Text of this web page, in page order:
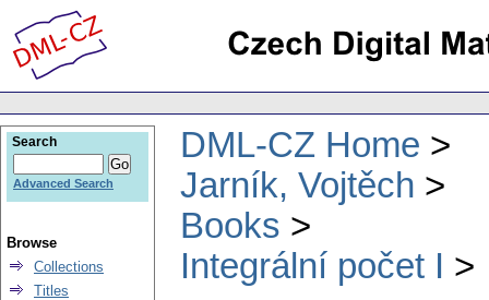
DML-CZ Home
Jarník, Vojtěch
Books
Integrální počet I
Search
Advanced Search
Browse
Collections
Titles